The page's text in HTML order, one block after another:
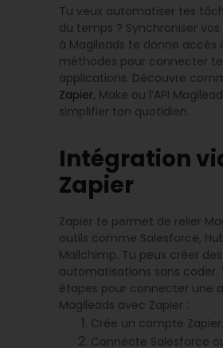
Tu veux automatiser tes
du temps ? Synchroniser
à Magileads te donne accès
méthodes pour connecter
applications. Découvre
Zapier, Make ou l’API
simplifier ton quotidien.
Intégration
Zapier
Zapier te permet de relier
outils comme Salesforce,
Mailchimp. Tu peux créer des
automatisations sans coder.
étapes pour connecter une
Magileads avec Zapier :
Crée un compte Zapier.
Connecte Salesforce